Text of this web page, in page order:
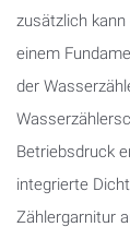
zusätzlich
einem
der
Betriebsdruck
integrierte
Zählergarnitur